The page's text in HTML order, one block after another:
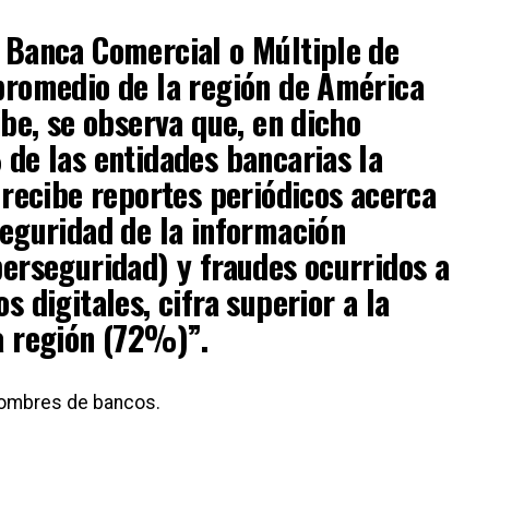
Comercial o Múltiple de
de la región de América
se observa que, en dicho
las entidades bancarias la
reportes periódicos acerca
de la información
y fraudes ocurridos a
digitales, cifra superior a la
región (72%)”.
de bancos.